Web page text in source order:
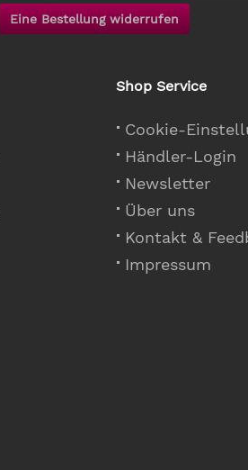
Eine Bestellung widerrufen
Shop Service
Cookie-
Händler-Login
Newsletter
Über uns
Kontakt &
Impressum